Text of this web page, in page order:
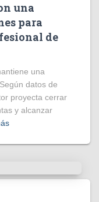
una
para
de
una
datos de
proyecta cerrar
y alcanzar